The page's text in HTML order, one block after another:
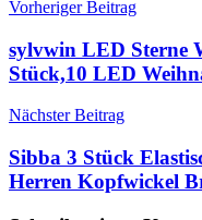
Vorheriger Beitrag
sylvwin LED Sterne
Stück,10 LED
Nächster Beitrag
Sibba 3 Stück
Herren Kopfwickel